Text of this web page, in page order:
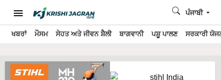
ਖਬਰਾਂ ਮੌਸਮ ਸੇਹਤ ਅਤੇ ਜੀਵਨ ਸ਼ੈਲੀ ਬਾਗਵਾਨੀ ਪਸ਼ੂ ਪਾਲਣ ਸਰਕਾਰੀ
ਪੰਜਾਬੀ